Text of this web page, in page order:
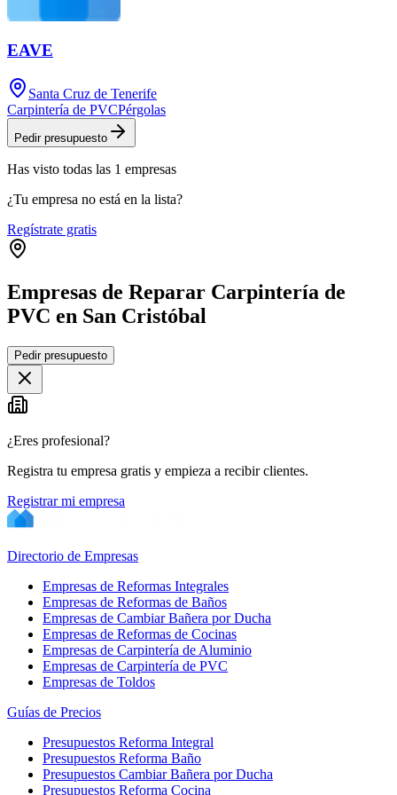
EAVE
Santa Cruz de Tenerife
Carpintería de PVCPérgolas
Pedir presupuesto
Has visto todas las 1 empresas
¿Tu empresa no está en la lista?
Regístrate gratis
Empresas de Reparar Carpintería de
PVC en San Cristóbal
+
−
Pedir presupuesto
¿Eres profesional?
Registra tu empresa gratis y empieza a recibir clientes.
Registrar mi empresa
Directorio de Empresas
Empresas de Reformas Integrales
Empresas de Reformas de Baños
Empresas de Cambiar Bañera por Ducha
Empresas de Reformas de Cocinas
Empresas de Carpintería de Aluminio
Empresas de Carpintería de PVC
Empresas de Toldos
Guías de Precios
Presupuestos Reforma Integral
Presupuestos Reforma Baño
Presupuestos Cambiar Bañera por Ducha
Presupuestos Reforma Cocina